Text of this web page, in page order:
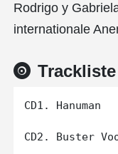
Rodrigo y
internationale
Trackliste
CD1. Hanuman
CD2. Buster